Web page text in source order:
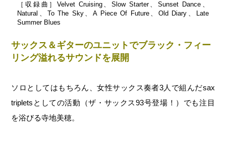
［収録曲］Velvet Cruising、Slow Starter、Sunset Dance、
Natural、To The Sky、A Piece Of Future、Old Diary、Late
Summer Blues
サックス＆ギターのユニットでブラック・フィー
リング溢れるサウンドを展開
ソロとしてはもちろん、女性サックス奏者3人で組んだsax
tripletsとしての活動（ザ・サックス93号登場！）でも注目
を浴びる寺地美穂。